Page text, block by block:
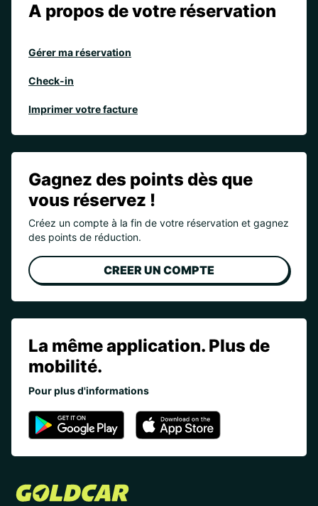
A propos de votre réservation
Gérer ma réservation
Check-in
Imprimer votre facture
Gagnez des points dès que
vous réservez !
Créez un compte à la fin de votre réservation et gagnez
des points de réduction.
CREER UN COMPTE
La même application. Plus de
mobilité.
Pour plus d'informations